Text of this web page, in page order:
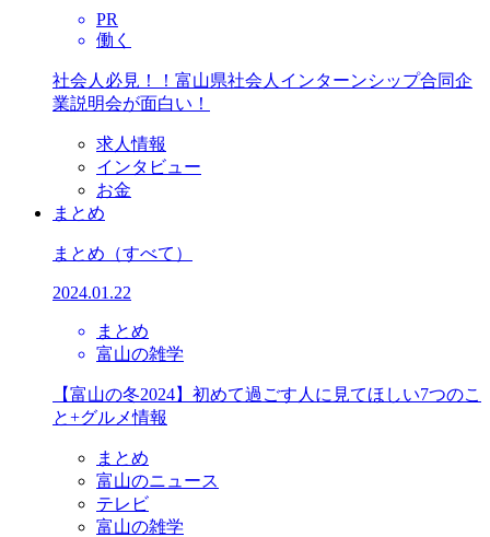
PR
働く
社会人必見！！富山県社会人インターンシップ合同企
業説明会が面白い！
求人情報
インタビュー
お金
まとめ
まとめ （すべて）
2024.01.22
まとめ
富山の雑学
【富山の冬2024】初めて過ごす人に見てほしい7つのこ
と+グルメ情報
まとめ
富山のニュース
テレビ
富山の雑学